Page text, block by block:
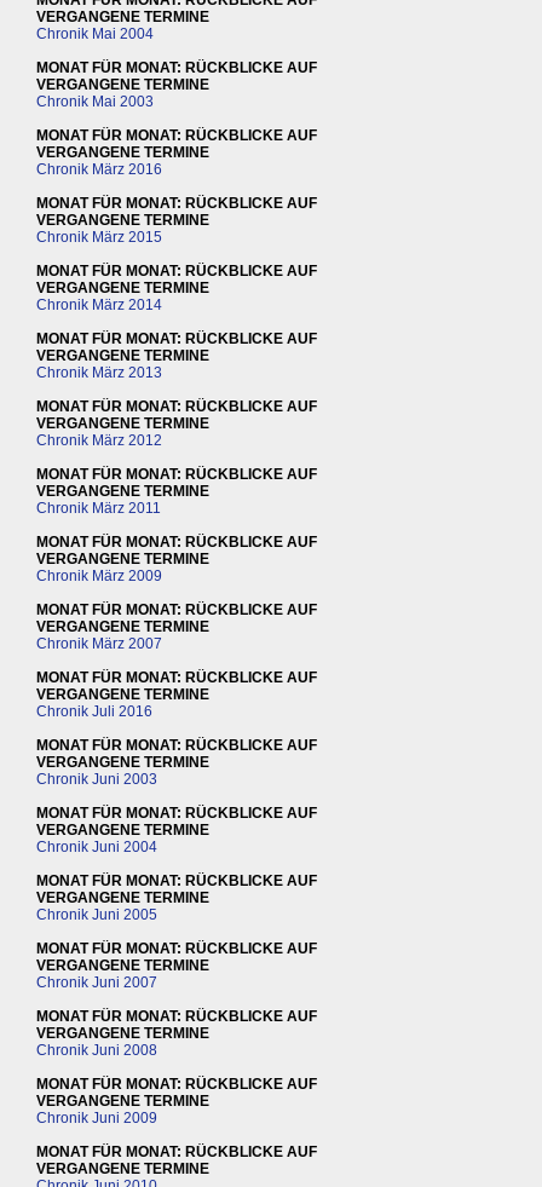
VERGANGENE TERMINE
Chronik Mai 2004
MONAT FÜR MONAT: RÜCKBLICKE AUF
VERGANGENE TERMINE
Chronik Mai 2003
MONAT FÜR MONAT: RÜCKBLICKE AUF
VERGANGENE TERMINE
Chronik März 2016
MONAT FÜR MONAT: RÜCKBLICKE AUF
VERGANGENE TERMINE
Chronik März 2015
MONAT FÜR MONAT: RÜCKBLICKE AUF
VERGANGENE TERMINE
Chronik März 2014
MONAT FÜR MONAT: RÜCKBLICKE AUF
VERGANGENE TERMINE
Chronik März 2013
MONAT FÜR MONAT: RÜCKBLICKE AUF
VERGANGENE TERMINE
Chronik März 2012
MONAT FÜR MONAT: RÜCKBLICKE AUF
VERGANGENE TERMINE
Chronik März 2011
MONAT FÜR MONAT: RÜCKBLICKE AUF
VERGANGENE TERMINE
Chronik März 2009
MONAT FÜR MONAT: RÜCKBLICKE AUF
VERGANGENE TERMINE
Chronik März 2007
MONAT FÜR MONAT: RÜCKBLICKE AUF
VERGANGENE TERMINE
Chronik Juli 2016
MONAT FÜR MONAT: RÜCKBLICKE AUF
VERGANGENE TERMINE
Chronik Juni 2003
MONAT FÜR MONAT: RÜCKBLICKE AUF
VERGANGENE TERMINE
Chronik Juni 2004
MONAT FÜR MONAT: RÜCKBLICKE AUF
VERGANGENE TERMINE
Chronik Juni 2005
MONAT FÜR MONAT: RÜCKBLICKE AUF
VERGANGENE TERMINE
Chronik Juni 2007
MONAT FÜR MONAT: RÜCKBLICKE AUF
VERGANGENE TERMINE
Chronik Juni 2008
MONAT FÜR MONAT: RÜCKBLICKE AUF
VERGANGENE TERMINE
Chronik Juni 2009
MONAT FÜR MONAT: RÜCKBLICKE AUF
VERGANGENE TERMINE